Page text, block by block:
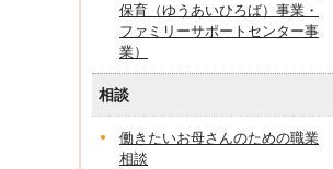
保育（ゆうあいひろば）事業・
ファミリーサポートセンター事
業）
相談
働きたいお母さんのための職業
相談